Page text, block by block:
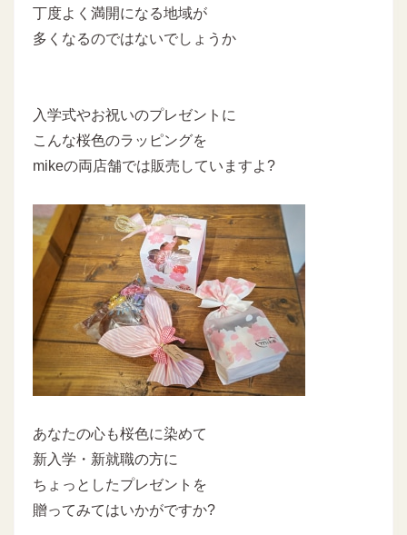
丁度よく満開になる地域が
多くなるのではないでしょうか
入学式やお祝いのプレゼントに
こんな桜色のラッピングを
mikeの両店舗では販売していますよ?
あなたの心も桜色に染めて
新入学・新就職の方に
ちょっとしたプレゼントを
贈ってみてはいかがですか?